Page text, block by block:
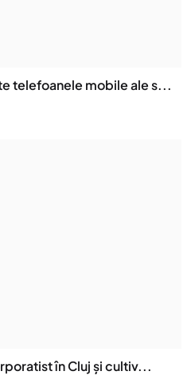
telefoanele mobile ale s...
în Cluj și cultiv...